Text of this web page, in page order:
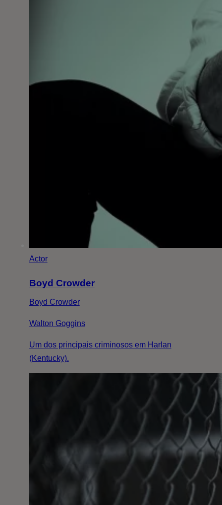
Actor
Boyd Crowder
Boyd Crowder
Walton Goggins
Um dos principais criminosos em Harlan
(Kentucky).